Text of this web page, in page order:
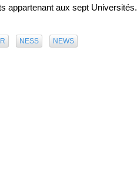
appartenant aux sept Universités.
NESS NEWS